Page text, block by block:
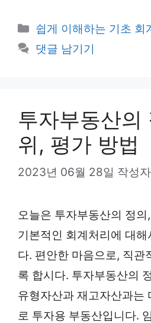
카
테
쉽게 이해하는 기초 회
댓글 남기기
투자부동산의
위, 평가 방법
2023년 06월 28일 작성
오늘은 투자부동산의 정
기본적인 회계처리에 대
다. 편안한 마음으로, 직관
록 합시다. 투자부동산의
유형자산과 재고자산과는
로 투자용 부동산입니다.